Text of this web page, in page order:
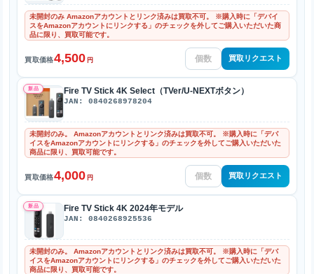
未開封のみ Amazonアカウントとリンク済みは買取不可。 ※購入時に「デバイ
スをAmazonアカウントにリンクする」のチェックを外してご購入いただいた商
品に限り、買取可能です。
買取価格4,500 円 買取リクエスト
新品 Fire TV Stick 4K Select（TVer/U-NEXTボタン）
JAN: 0840268978204
未開封のみ。 Amazonアカウントとリンク済みは買取不可。 ※購入時に「デバ
イスをAmazonアカウントにリンクする」のチェックを外してご購入いただいた
商品に限り、買取可能です。
買取価格4,000 円 買取リクエスト
新品 Fire TV Stick 4K 2024年モデル
JAN: 0840268925536
未開封のみ。 Amazonアカウントとリンク済みは買取不可。 ※購入時に「デバ
イスをAmazonアカウントにリンクする」のチェックを外してご購入いただいた
商品に限り、買取可能です。